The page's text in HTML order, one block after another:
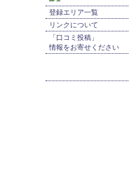
登録エリア一覧
リンクについて
「口コミ投稿」
情報をお寄せください